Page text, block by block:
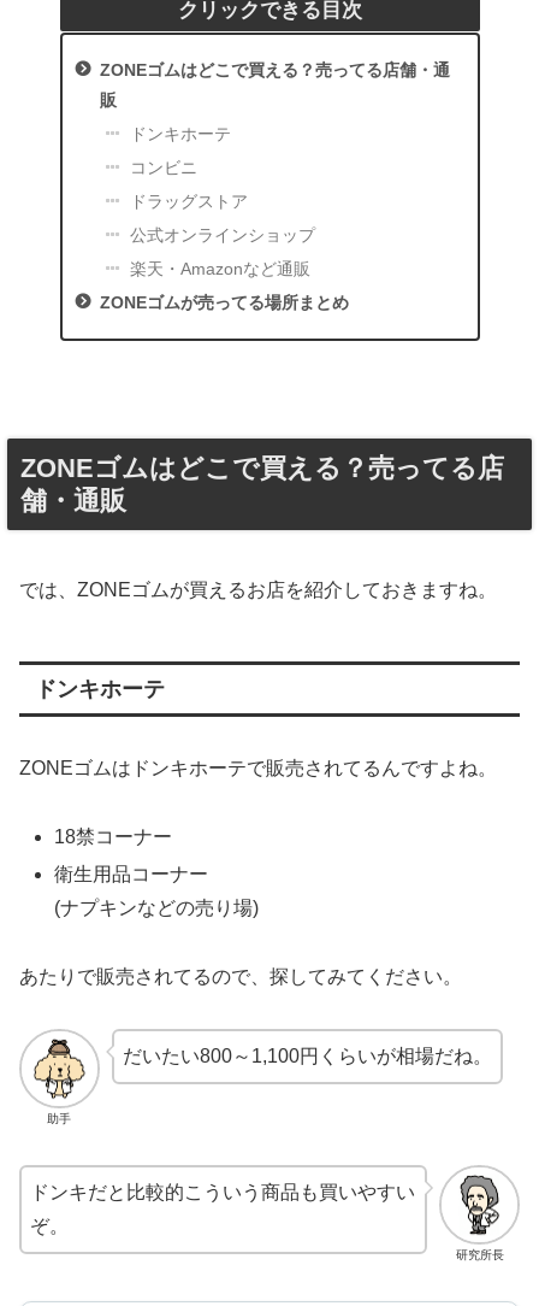
クリックできる目次
ZONEゴムはどこで買える？売ってる店舗・通
販
ドンキホーテ
コンビニ
ドラッグストア
公式オンラインショップ
楽天・Amazonなど通販
ZONEゴムが売ってる場所まとめ
ZONEゴムはどこで買える？売ってる店
舗・通販
では、ZONEゴムが買えるお店を紹介しておきますね。
ドンキホーテ
ZONEゴムはドンキホーテで販売されてるんですよね。
18禁コーナー
衛生用品コーナー
(ナプキンなどの売り場)
あたりで販売されてるので、探してみてください。
助手
だいたい800～1,100円くらいが相場だね。
研究所長
ドンキだと比較的こういう商品も買いやすい
ぞ。